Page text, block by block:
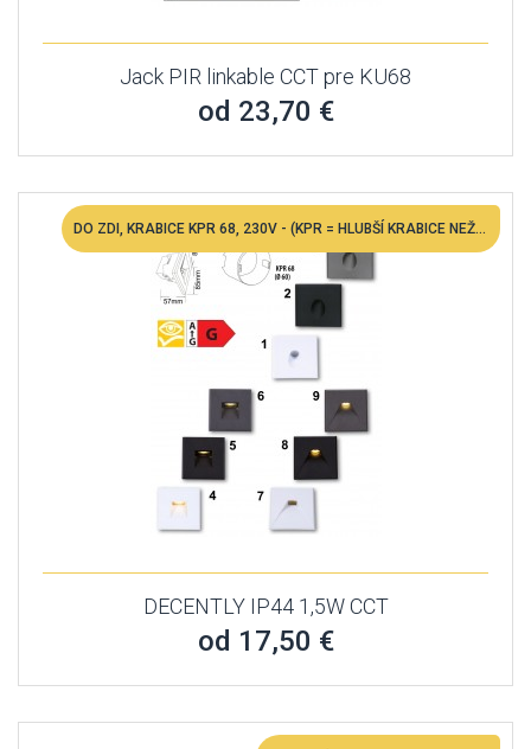
Jack PIR linkable CCT pre KU68
od 23,70 €
DO ZDI, KRABICE KPR 68, 230V - (KPR = HLUBŠÍ KRABICE NEŽ BĚŽNÁ ZÁSUVKOVÁ)
DECENTLY IP44 1,5W CCT
od 17,50 €